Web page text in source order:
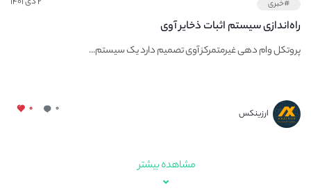
#خبری
راه‌اندازی سیستم اثبات ذخایر آوی
پروتکل وام‌ دهی غیرمتمرکز آوی تصمیم دارد یک سیستم...
ارزینکس ۰ ۰
مشاهده بیشتر